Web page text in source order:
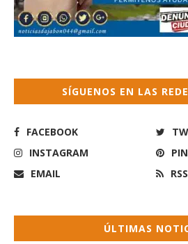
SÍGUENOS EN LAS
FACEBOOK
INSTAGRAM
EMAIL
RSS
ÚLTIMAS